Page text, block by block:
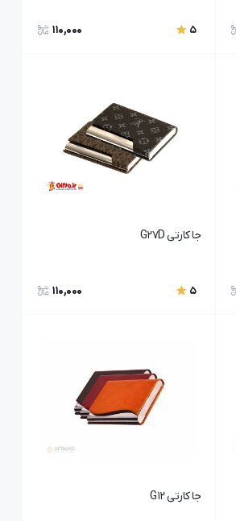
5
110,000
جا کارتی G27D
5
110,000
جا کارتی G12